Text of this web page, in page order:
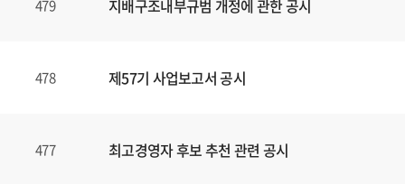
479 지배구조내부규범 개정에 관한 공시
478 제57기 사업보고서 공시
477 최고경영자 후보 추천 관련 공시